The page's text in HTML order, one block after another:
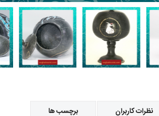
نظرات کاربران برچسب ها